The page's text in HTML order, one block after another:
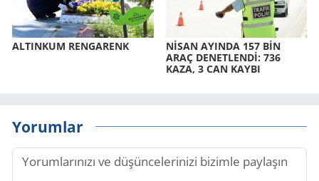
AL­TIN­KUM REN­GA­RENK
NİSAN AYIN­DA 157 BİN
ARAÇ DE­NET­LENDİ: 736
KAZA, 3 CAN KAYBI
Yorumlar